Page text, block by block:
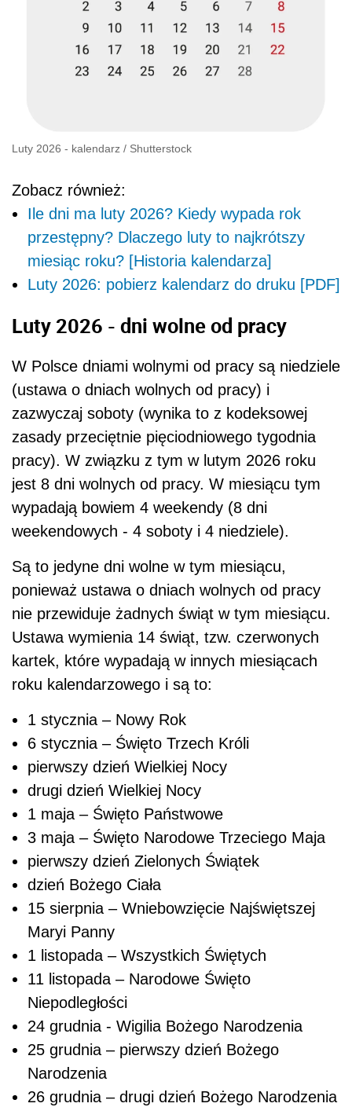
Luty 2026 - kalendarz / Shutterstock
Zobacz również:
Ile dni ma luty 2026? Kiedy wypada rok
przestępny? Dlaczego luty to najkrótszy
miesiąc roku? [Historia kalendarza]
Luty 2026: pobierz kalendarz do druku [PDF]
Luty 2026 - dni wolne od pracy
W Polsce dniami wolnymi od pracy są niedziele
(ustawa o dniach wolnych od pracy) i
zazwyczaj soboty (wynika to z kodeksowej
zasady przeciętnie pięciodniowego tygodnia
pracy). W związku z tym w lutym 2026 roku
jest 8 dni wolnych od pracy. W miesiącu tym
wypadają bowiem 4 weekendy (8 dni
weekendowych - 4 soboty i 4 niedziele).
Są to jedyne dni wolne w tym miesiącu,
ponieważ ustawa o dniach wolnych od pracy
nie przewiduje żadnych świąt w tym miesiącu.
Ustawa wymienia 14 świąt, tzw. czerwonych
kartek, które wypadają w innych miesiącach
roku kalendarzowego i są to:
1 stycznia – Nowy Rok
6 stycznia – Święto Trzech Króli
pierwszy dzień Wielkiej Nocy
drugi dzień Wielkiej Nocy
1 maja – Święto Państwowe
3 maja – Święto Narodowe Trzeciego Maja
pierwszy dzień Zielonych Świątek
dzień Bożego Ciała
15 sierpnia – Wniebowzięcie Najświętszej
Maryi Panny
1 listopada – Wszystkich Świętych
11 listopada – Narodowe Święto
Niepodległości
24 grudnia - Wigilia Bożego Narodzenia
25 grudnia – pierwszy dzień Bożego
Narodzenia
26 grudnia – drugi dzień Bożego Narodzenia